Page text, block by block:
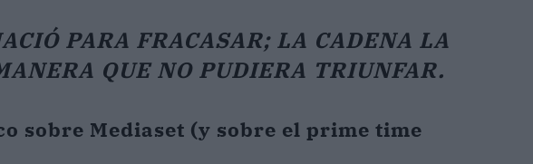
PARA FRACASAR; LA CADENA LA
QUE NO PUDIERA TRIUNFAR.
sobre Mediaset (y sobre el prime time